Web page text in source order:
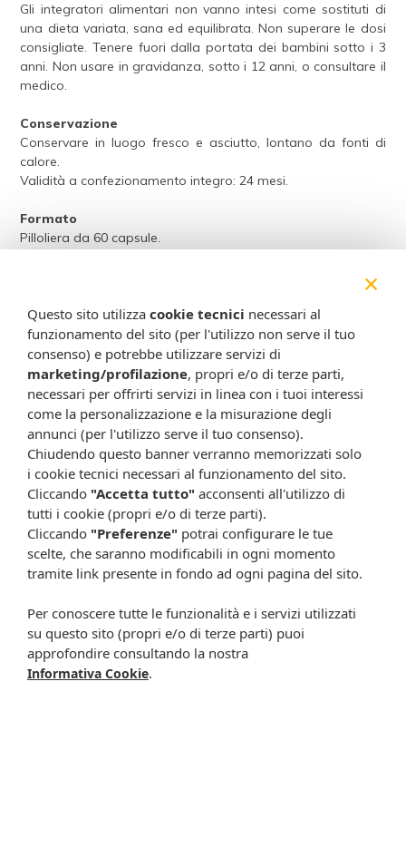
Gli integratori alimentari non vanno intesi come sostituti di
una dieta variata, sana ed equilibrata. Non superare le dosi
consigliate. Tenere fuori dalla portata dei bambini sotto i 3
anni. Non usare in gravidanza, sotto i 12 anni, o consultare il
medico.
Conservazione
Conservare in luogo fresco e asciutto, lontano da fonti di
calore.
Validità a confezionamento integro: 24 mesi.
Formato
Pilloliera da 60 capsule.
Ogni scheda che troverai sul nostro sito è da considerarsi a scopo
informativo, utile alla guida dell’acquisto del prodotto. Non
sostituisce né il foglietto illustrativo (o la descrizione riportata sulla
confezione stessa), né il consiglio del medico, specialmente in caso
di possibili allergie o patologie. Vista la difficoltà nell’adeguarsi alle
continue modifiche effettuate dalle varie aziende produttrici come
cambio del packaging (colori, dimensioni, contenuto, informazioni) e
i possibili cambiamenti come cambio degli ingredienti e valori
percentuali, Farmacia Cavalieri Shop dichiara di non assumere
alcuna responsabilità in caso di schede prodotto ed immagini non
aggiornate in tempo reale e presenza di errori o omissioni. Inoltre
non si assumono responsabilità in caso di qualsiasi problema
causato dall’accesso delle informazioni riportate sul sito
shop.farmaciacavalieri.it.
ISCRIVITI ALLA NEWSLETTER
Rimani aggiornato su tutte le promozioni
×
Questo sito utilizza cookie tecnici necessari al
funzionamento del sito (per l'utilizzo non serve il tuo
consenso) e potrebbe utilizzare servizi di
marketing/profilazione, propri e/o di terze parti,
necessari per offrirti servizi in linea con i tuoi interessi
come la personalizzazione e la misurazione degli
annunci (per l'utilizzo serve il tuo consenso).
Chiudendo questo banner verranno memorizzati solo
i cookie tecnici necessari al funzionamento del sito.
Cliccando "Accetta tutto" acconsenti all'utilizzo di
tutti i cookie (propri e/o di terze parti).
Cliccando "Preferenze" potrai configurare le tue
scelte, che saranno modificabili in ogni momento
tramite link presente in fondo ad ogni pagina del sito.
Per conoscere tutte le funzionalità e i servizi utilizzati
su questo sito (propri e/o di terze parti) puoi
approfondire consultando la nostra
Informativa Cookie.